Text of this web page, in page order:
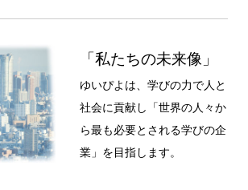
「私たちの未来像」
ゆいぴよは、学びの力で人と
社会に貢献し「世界の人々か
ら最も必要とされる学びの企
業」を目指します。